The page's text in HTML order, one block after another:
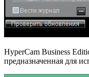
HyperCam Business
предназначенная для